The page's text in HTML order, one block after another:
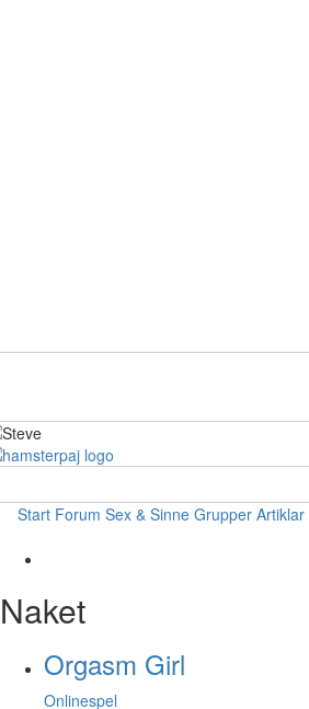
Start Forum Sex & Sinne Grupper Artiklar
Naket
Orgasm Girl
Onlinespel